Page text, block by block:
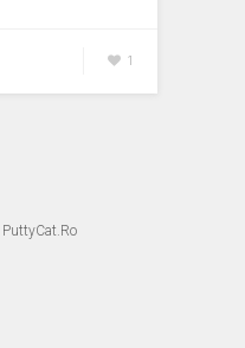
1
PuttyCat.Ro